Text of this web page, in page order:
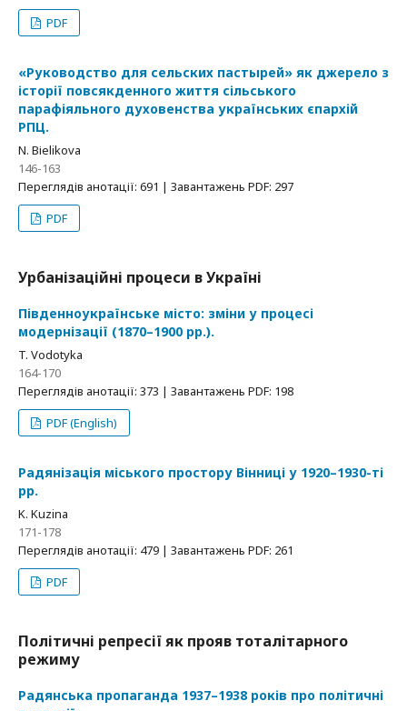
PDF
«Руководство для сельских пастырей» як джерело з
історії повсякденного життя сільського
парафіяльного духовенства українських єпархій
РПЦ.
N. Bіelikova
146-163
Переглядів анотації: 691 | Завантажень PDF: 297
PDF
Урбанізаційні процеси в Україні
Південноукраїнське місто: зміни у процесі
модернізації (1870–1900 рр.).
T. Vodotyka
164-170
Переглядів анотації: 373 | Завантажень PDF: 198
PDF (English)
Радянізація міського простору Вінниці у 1920–1930-ті
рр.
K. Kuzina
171-178
Переглядів анотації: 479 | Завантажень PDF: 261
PDF
Політичні репресії як прояв тоталітарного
режиму
Радянська пропаганда 1937–1938 років про політичні